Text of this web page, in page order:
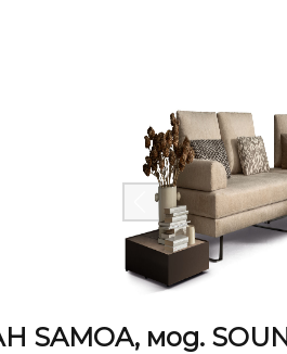
SAMOA, мод.